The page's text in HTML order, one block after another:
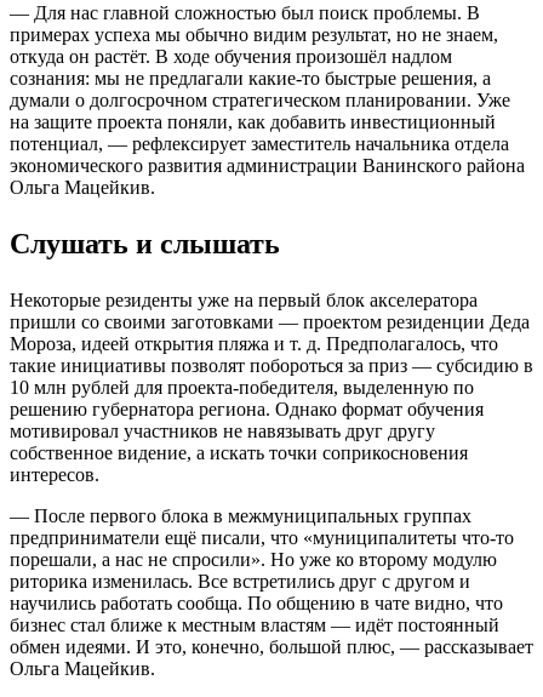
— Для нас главной сложностью был поиск проблемы. В
примерах успеха мы обычно видим результат, но не знаем,
откуда он растёт. В ходе обучения произошёл надлом
сознания: мы не предлагали какие-то быстрые решения, а
думали о долгосрочном стратегическом планировании. Уже
на защите проекта поняли, как добавить инвестиционный
потенциал, — рефлексирует заместитель начальника отдела
экономического развития администрации Ванинского района
Ольга Мацейкив.
Слушать и слышать
Некоторые резиденты уже на первый блок акселератора
пришли со своими заготовками — проектом резиденции Деда
Мороза, идеей открытия пляжа и т. д. Предполагалось, что
такие инициативы позволят побороться за приз — субсидию в
10 млн рублей для проекта-победителя, выделенную по
решению губернатора региона. Однако формат обучения
мотивировал участников не навязывать друг другу
собственное видение, а искать точки соприкосновения
интересов.
— После первого блока в межмуниципальных группах
предприниматели ещё писали, что «муниципалитеты что-то
порешали, а нас не спросили». Но уже ко второму модулю
риторика изменилась. Все встретились друг с другом и
научились работать сообща. По общению в чате видно, что
бизнес стал ближе к местным властям — идёт постоянный
обмен идеями. И это, конечно, большой плюс, — рассказывает
Ольга Мацейкив.